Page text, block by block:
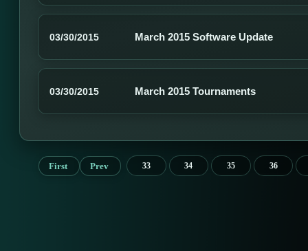
03/30/2015 March 2015 Software Update
03/30/2015 March 2015 Tournaments
First Prev 33 34 35 36